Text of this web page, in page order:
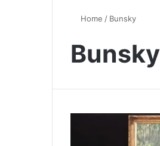
Home / Bunsky
Bunsky